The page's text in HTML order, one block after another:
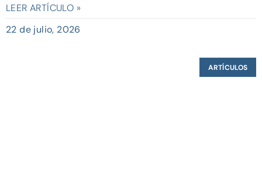
LEER ARTÍCULO »
22 de julio, 2026
ARTÍCULOS